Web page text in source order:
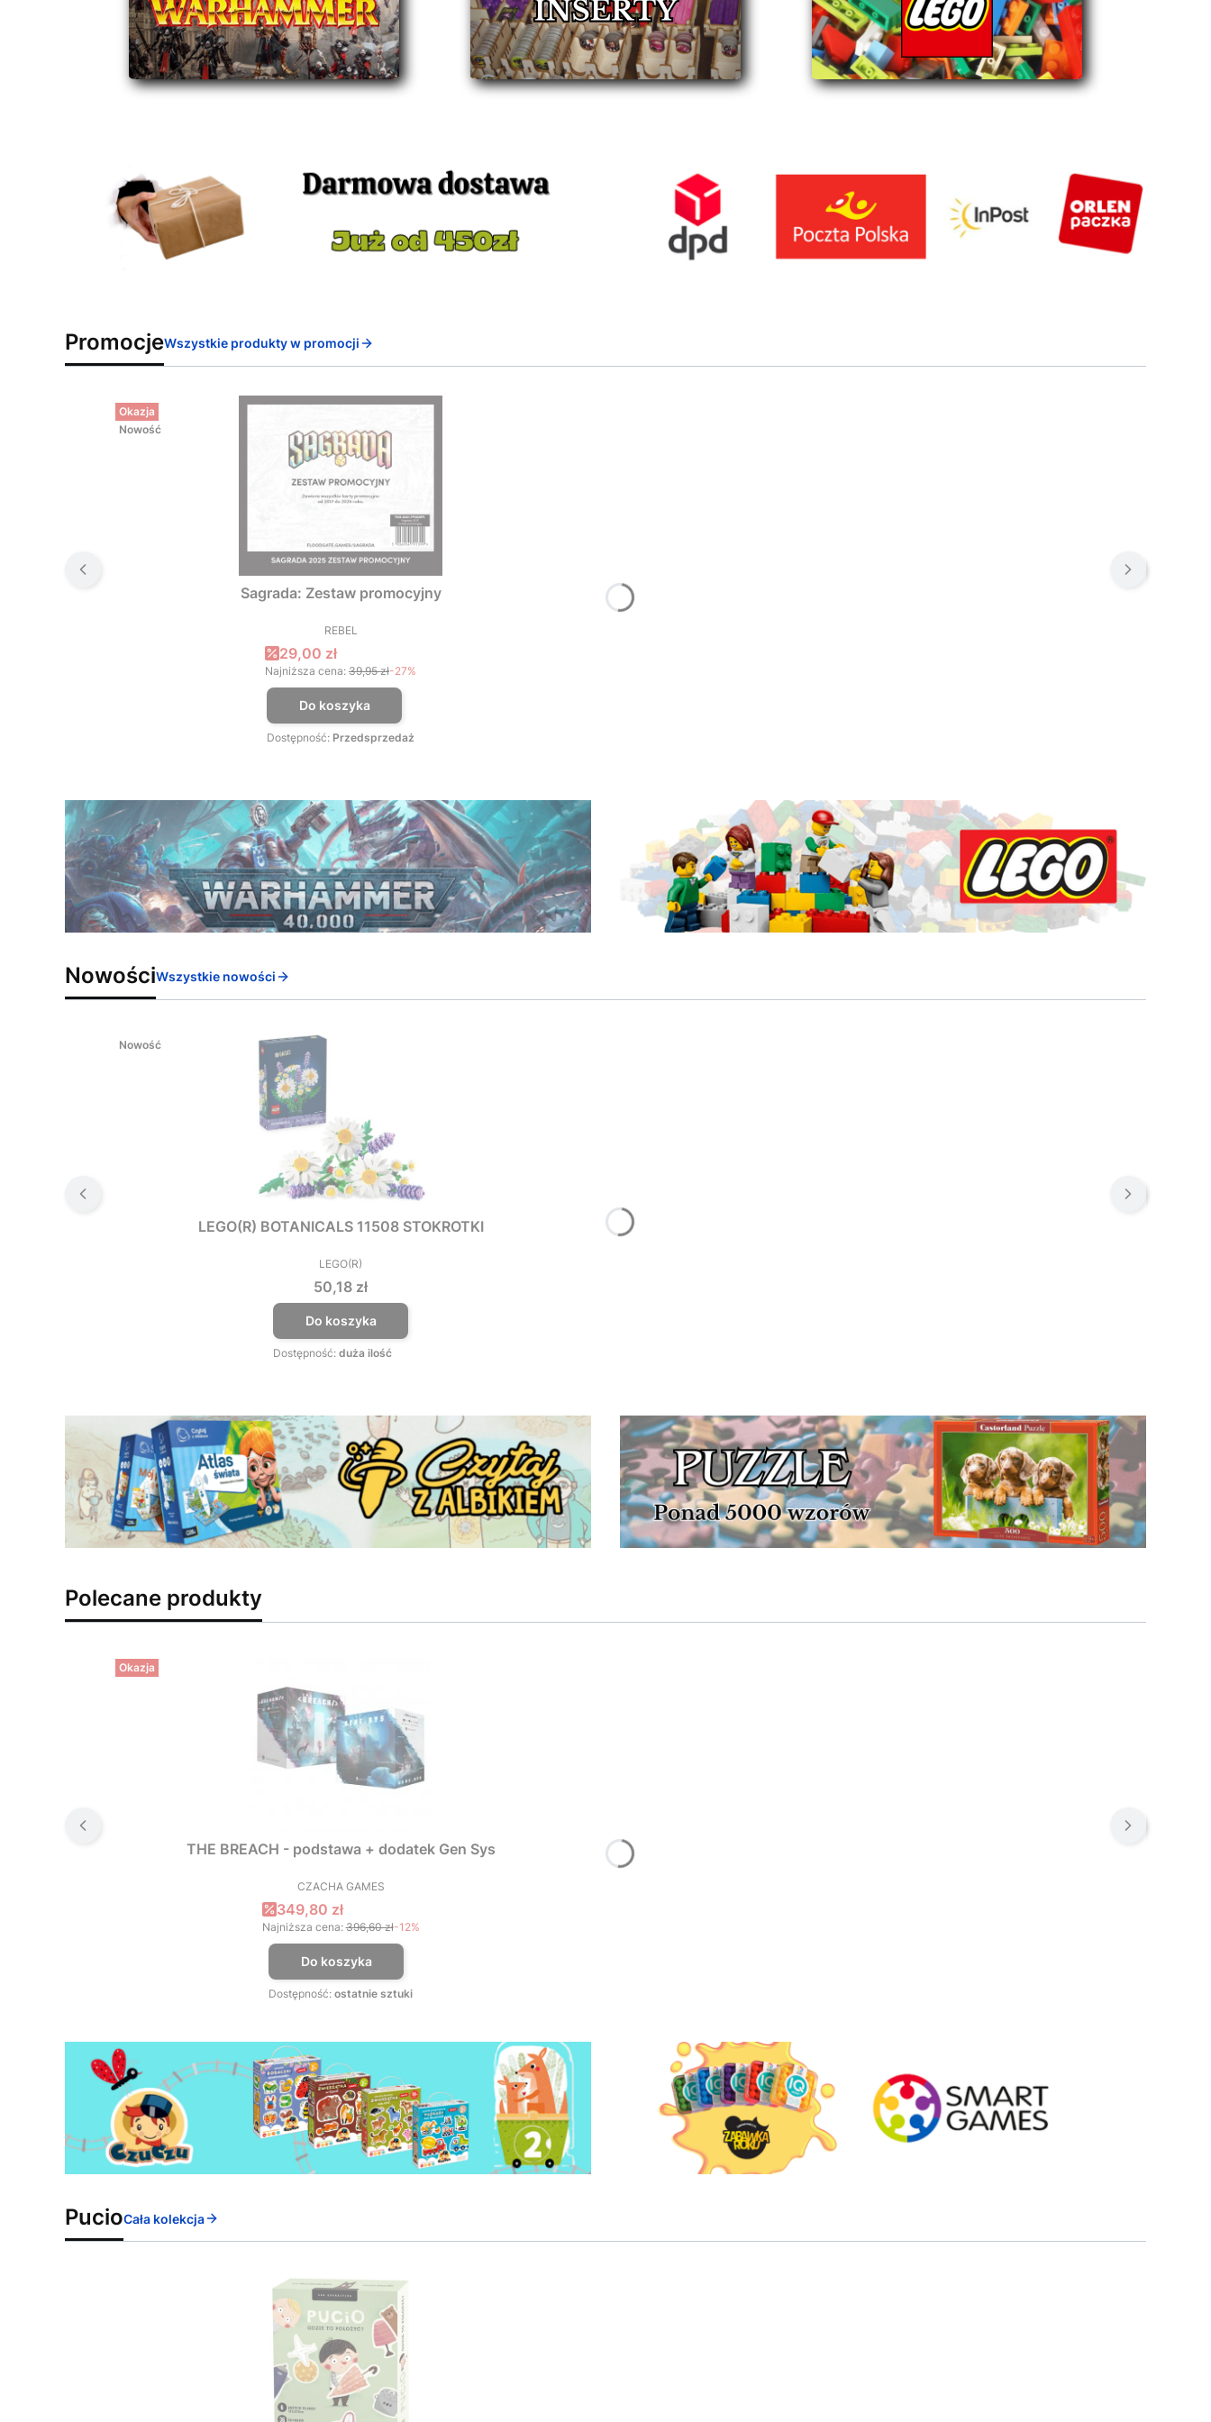
PromocjeWszystkie produkty w promocji
Okazja
Nowość
Sagrada: Zestaw promocyjny
PRODUCENT
REBEL
Cena promocyjna
29,00 zł
Najniższa cena: 39,95 zł-27%
Do koszyka
Dostępność: Przedsprzedaż
NowościWszystkie nowości
Nowość
LEGO(R) BOTANICALS 11508 STOKROTKI
PRODUCENT
LEGO(R)
Cena
50,18 zł
Do koszyka
Dostępność: duża ilość
Polecane produkty
Okazja
THE BREACH - podstawa + dodatek Gen Sys
PRODUCENT
CZACHA GAMES
Cena promocyjna
349,80 zł
Najniższa cena: 396,60 zł-12%
Do koszyka
Dostępność: ostatnie sztuki
PucioCała kolekcja